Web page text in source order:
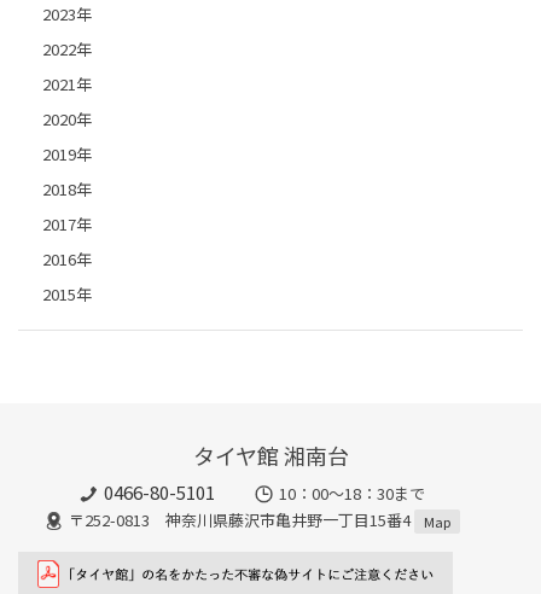
2023年
2022年
2021年
2020年
2019年
2018年
2017年
2016年
2015年
タイヤ館 湘南台
0466-80-5101
10：00～18：30まで
〒252-0813 神奈川県藤沢市亀井野一丁目15番4
Map